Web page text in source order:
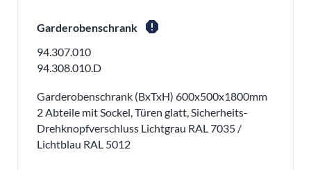
Garderobenschrank report
94.307.010
94.308.010.D
Garderobenschrank (BxTxH) 600x500x1800mm
2 Abteile mit Sockel, Türen glatt, Sicherheits-
Drehknopfverschluss Lichtgrau RAL 7035 /
Lichtblau RAL 5012